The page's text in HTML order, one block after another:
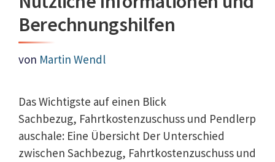
Berechnungshilfen
von Martin Wendl
Das Wichtigste auf einen Blick
Sachbezug, Fahrtkostenzuschuss und Pendlerp
auschale: Eine Übersicht Der Unterschied
zwischen Sachbezug, Fahrtkostenzuschuss und